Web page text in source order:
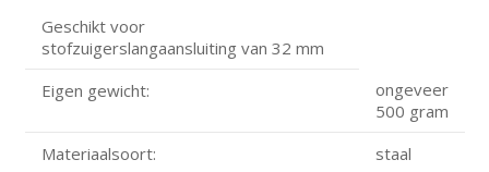
Geschikt voor
stofzuigerslangaansluiting van 32 mm
Eigen gewicht:
ongeveer
500 gram
Materiaalsoort:
staal